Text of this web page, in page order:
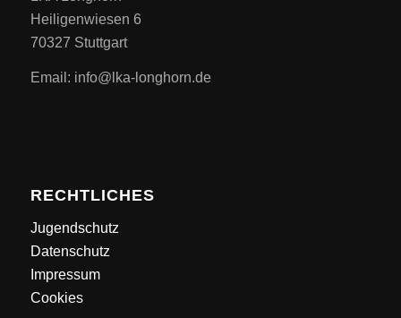
Heiligenwiesen 6
70327 Stuttgart
Email: info@lka-longhorn.de
RECHTLICHES
Jugendschutz
Datenschutz
Impressum
Cookies